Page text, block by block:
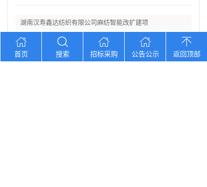
湖南汉寿鑫达纺织有限公司麻纺智能改扩建项
中银国际证券股份有限公司2026年零信任
2026年度最新公告：2026年包头市总
首页 搜索 招标采购 公告公示 返回顶部